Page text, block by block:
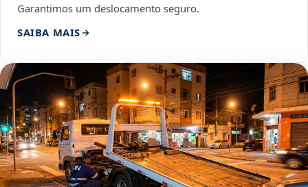
Garantimos um deslocamento seguro.
SAIBA MAIS